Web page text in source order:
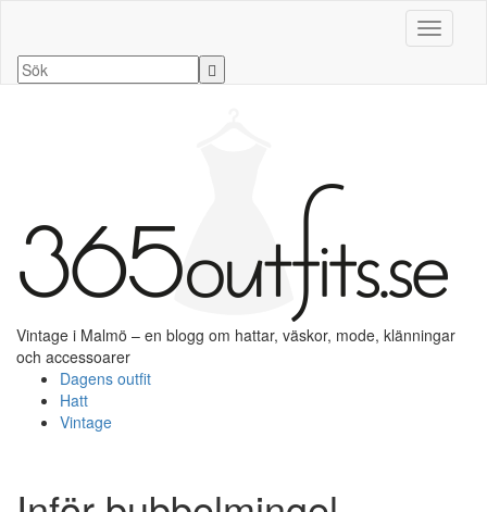
Slå på/
Vintage i Malmö – en blogg om hattar, väskor, mode, klänningar
och accessoarer
Dagens outfit
Hatt
Vintage